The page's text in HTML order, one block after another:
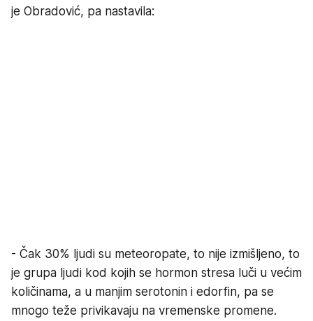
je Obradović, pa nastavila:
- Čak 30% ljudi su meteoropate, to nije izmišljeno, to
je grupa ljudi kod kojih se hormon stresa luči u većim
količinama, a u manjim serotonin i edorfin, pa se
mnogo teže privikavaju na vremenske promene.